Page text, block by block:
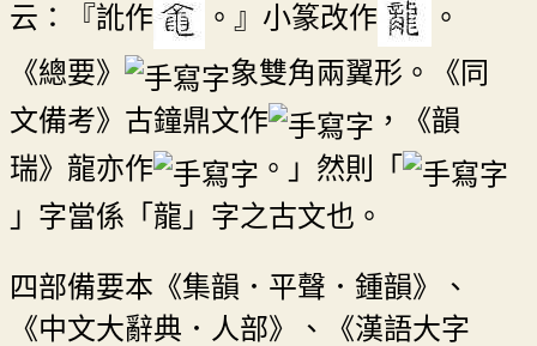
云：『訛作
。』小篆改作
。
《總要》
象雙角兩翼形。《同
文備考》古鐘鼎文作
，《韻
瑞》龍亦作
。」然則「
」字當係「龍」字之古文也。
四部備要本《集韻．平聲．鍾韻》、
《中文大辭典．人部》、《漢語大字